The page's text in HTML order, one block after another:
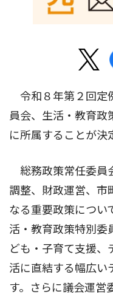
令和８年第２回定
員会、生活・教育政
に所属することが決
総務政策常任委員
調整、財政運営、市
なる重要政策につい
活・教育政策特別委
ども・子育て支援、
活に直結する幅広い
す。さらに議会運営